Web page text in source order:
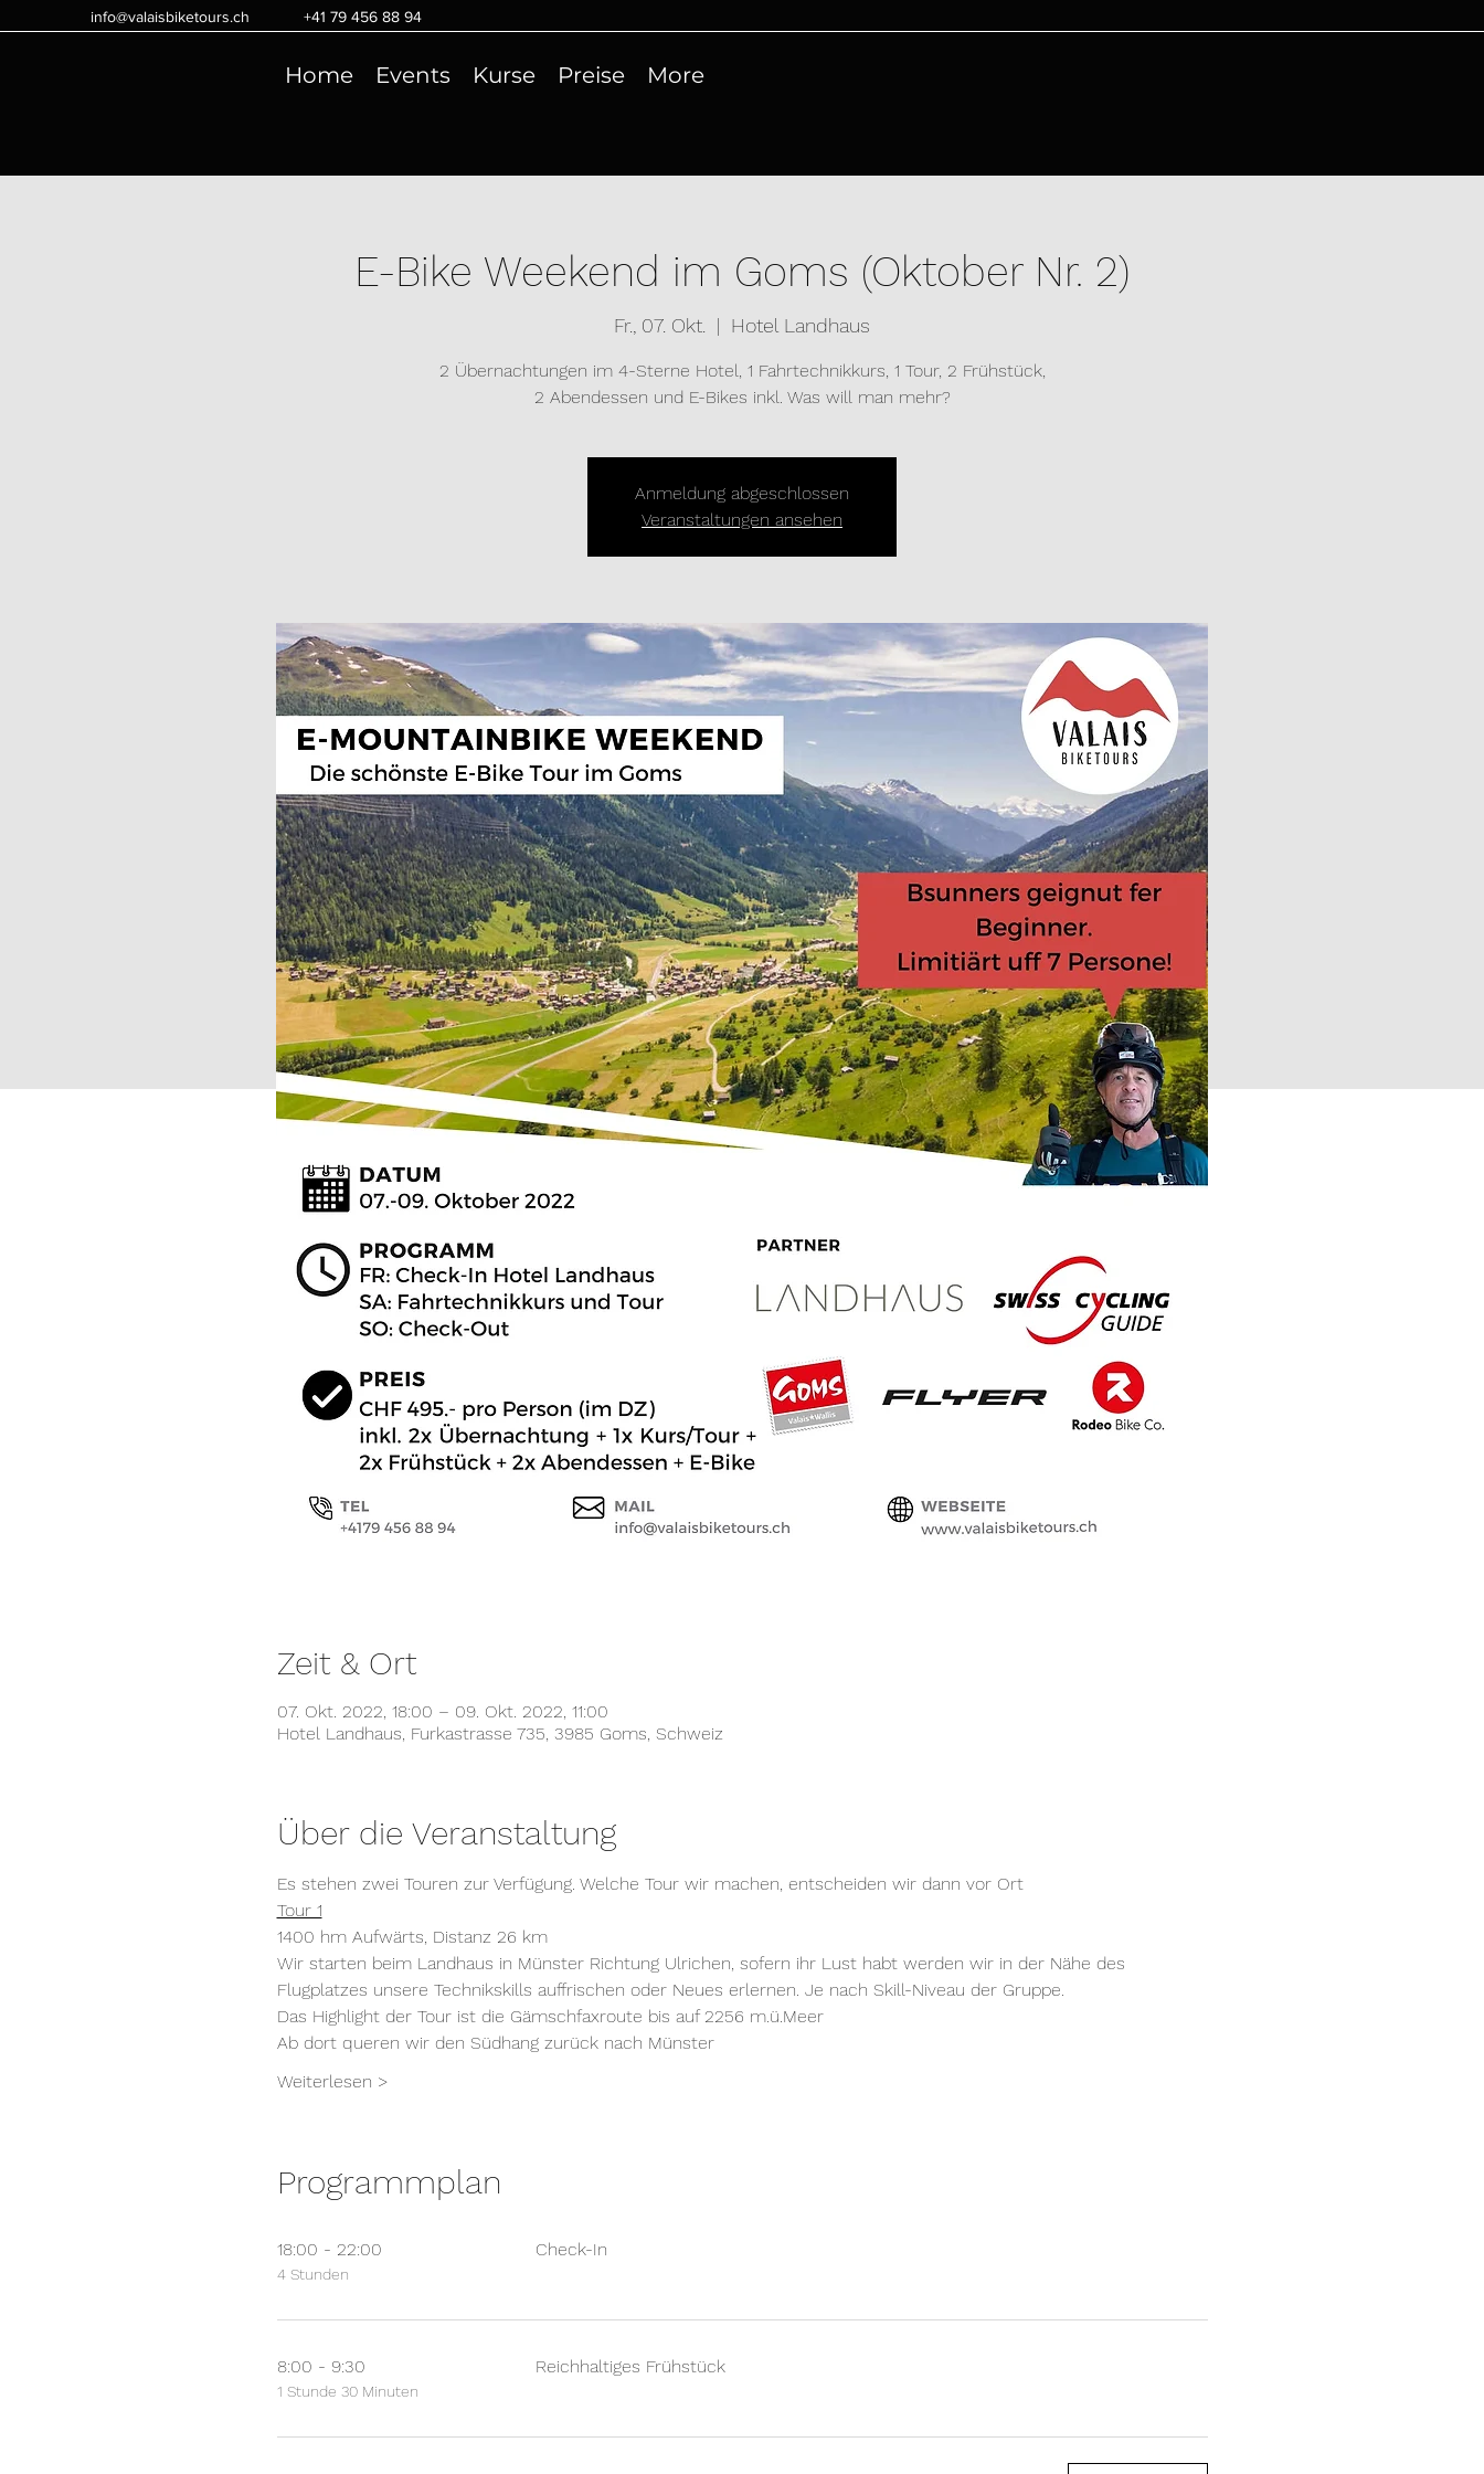
info@valaisbiketours.ch +41 79 456 88 94
Home Events Kurse Preise More
E-Bike Weekend im Goms (Oktober Nr. 2)
Fr., 07. Okt.
  |
Hotel Landhaus
2 Übernachtungen im 4-Sterne Hotel, 1 Fahrtechnikkurs, 1 Tour, 2 Frühstück,
2 Abendessen und E-Bikes inkl. Was will man mehr?
Anmeldung abgeschlossen
Veranstaltungen ansehen
Zeit & Ort
07. Okt. 2022, 18:00 – 09. Okt. 2022, 11:00
Hotel Landhaus, Furkastrasse 735, 3985 Goms, Schweiz
Über die Veranstaltung
Es stehen zwei Touren zur Verfügung. Welche Tour wir machen, entscheiden wir dann vor Ort
Tour 1
1400 hm Aufwärts, Distanz 26 km
Wir starten beim Landhaus in Münster Richtung Ulrichen, sofern ihr Lust habt werden wir in der Nähe des
Flugplatzes unsere Technikskills auffrischen oder Neues erlernen. Je nach Skill-Niveau der Gruppe.
Das Highlight der Tour ist die Gämschfaxroute bis auf 2256 m.ü.Meer
Ab dort queren wir den Südhang zurück nach Münster
Weiterlesen >
Programmplan
18:00 - 22:00
4 Stunden
Check-In
8:00 - 9:30
1 Stunde 30 Minuten
Reichhaltiges Frühstück